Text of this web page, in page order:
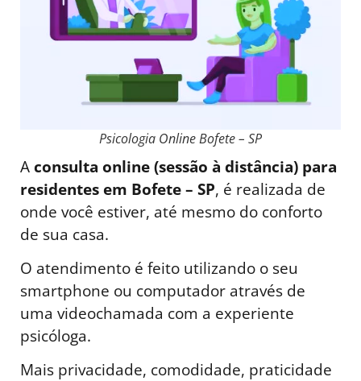
Psicologia Online Bofete – SP
Aconsulta online (sessão à distância) para
residentes em Bofete – SP, é realizada de
onde você estiver, até mesmo do conforto
de sua casa.
O atendimento é feito utilizando o seu
smartphone ou computador através de
uma videochamada com a experiente
psicóloga.
Mais privacidade, comodidade, praticidade